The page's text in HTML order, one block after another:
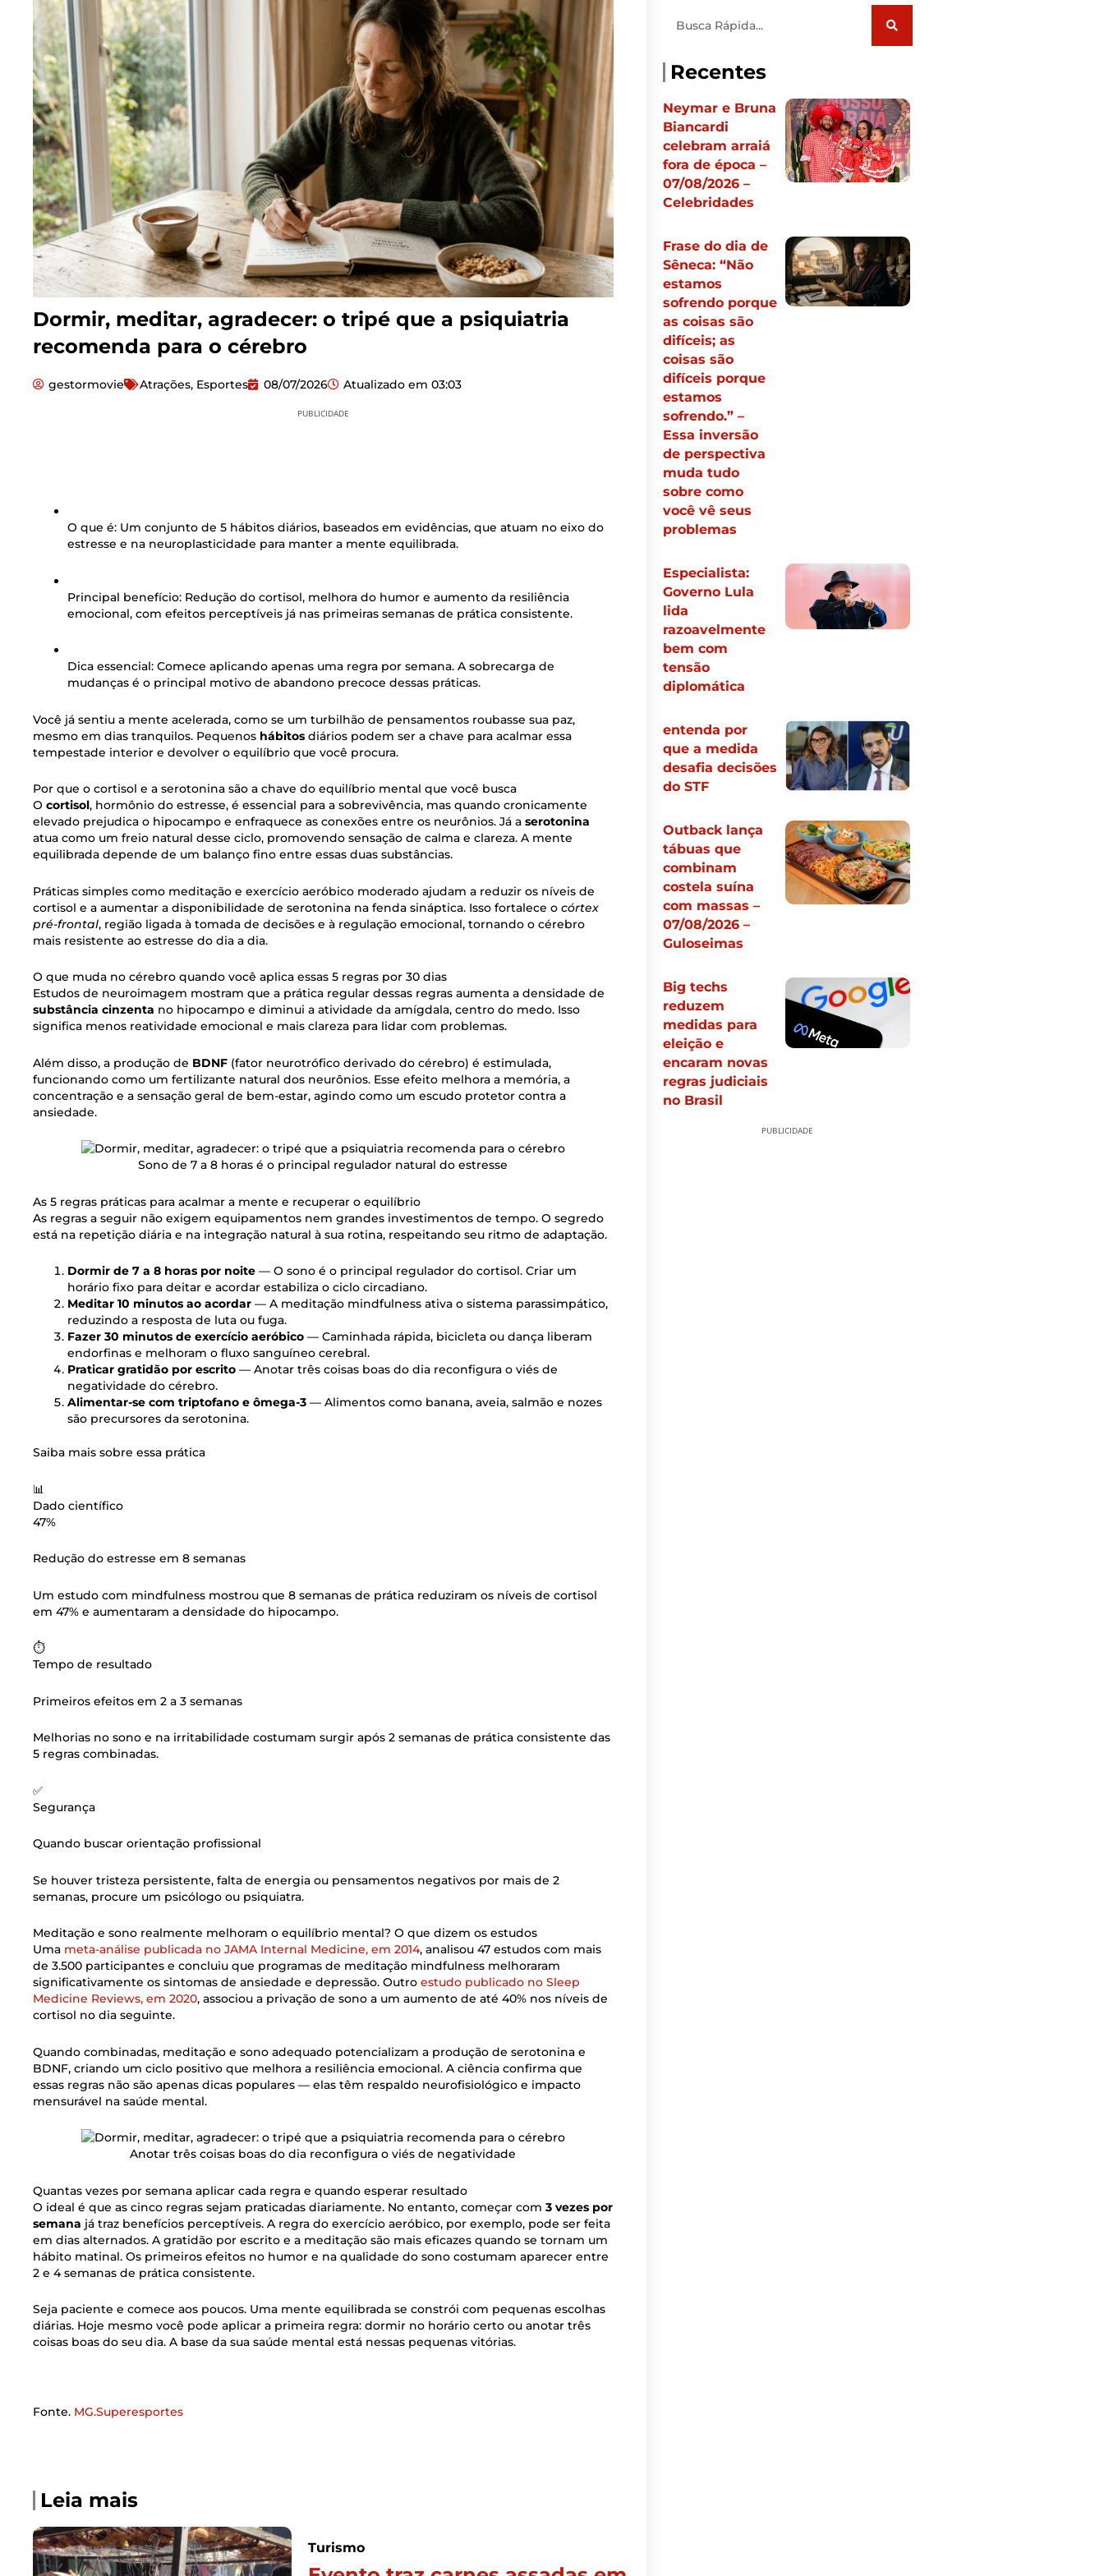
Dormir, meditar, agradecer: o tripé que a psiquiatria
recomenda para o cérebro
gestormovie Atrações, Esportes 08/07/2026 Atualizado em 03:03
PUBLICIDADE
O que é: Um conjunto de 5 hábitos diários, baseados em evidências, que atuam no eixo do
estresse e na neuroplasticidade para manter a mente equilibrada.
Principal benefício: Redução do cortisol, melhora do humor e aumento da resiliência
emocional, com efeitos perceptíveis já nas primeiras semanas de prática consistente.
Dica essencial: Comece aplicando apenas uma regra por semana. A sobrecarga de
mudanças é o principal motivo de abandono precoce dessas práticas.
Você já sentiu a mente acelerada, como se um turbilhão de pensamentos roubasse sua paz,
mesmo em dias tranquilos. Pequenos hábitos diários podem ser a chave para acalmar essa
tempestade interior e devolver o equilíbrio que você procura.
Por que o cortisol e a serotonina são a chave do equilíbrio mental que você busca
O cortisol, hormônio do estresse, é essencial para a sobrevivência, mas quando cronicamente
elevado prejudica o hipocampo e enfraquece as conexões entre os neurônios. Já a serotonina
atua como um freio natural desse ciclo, promovendo sensação de calma e clareza. A mente
equilibrada depende de um balanço fino entre essas duas substâncias.
Práticas simples como meditação e exercício aeróbico moderado ajudam a reduzir os níveis de
cortisol e a aumentar a disponibilidade de serotonina na fenda sináptica. Isso fortalece o córtex
pré-frontal, região ligada à tomada de decisões e à regulação emocional, tornando o cérebro
mais resistente ao estresse do dia a dia.
O que muda no cérebro quando você aplica essas 5 regras por 30 dias
Estudos de neuroimagem mostram que a prática regular dessas regras aumenta a densidade de
substância cinzenta no hipocampo e diminui a atividade da amígdala, centro do medo. Isso
significa menos reatividade emocional e mais clareza para lidar com problemas.
Além disso, a produção de BDNF (fator neurotrófico derivado do cérebro) é estimulada,
funcionando como um fertilizante natural dos neurônios. Esse efeito melhora a memória, a
concentração e a sensação geral de bem-estar, agindo como um escudo protetor contra a
ansiedade.
Sono de 7 a 8 horas é o principal regulador natural do estresse
As 5 regras práticas para acalmar a mente e recuperar o equilíbrio
As regras a seguir não exigem equipamentos nem grandes investimentos de tempo. O segredo
está na repetição diária e na integração natural à sua rotina, respeitando seu ritmo de adaptação.
Dormir de 7 a 8 horas por noite — O sono é o principal regulador do cortisol. Criar um
horário fixo para deitar e acordar estabiliza o ciclo circadiano.
Meditar 10 minutos ao acordar — A meditação mindfulness ativa o sistema parassimpático,
reduzindo a resposta de luta ou fuga.
Fazer 30 minutos de exercício aeróbico — Caminhada rápida, bicicleta ou dança liberam
endorfinas e melhoram o fluxo sanguíneo cerebral.
Praticar gratidão por escrito — Anotar três coisas boas do dia reconfigura o viés de
negatividade do cérebro.
Alimentar-se com triptofano e ômega-3 — Alimentos como banana, aveia, salmão e nozes
são precursores da serotonina.
Saiba mais sobre essa prática
📊
Dado científico
47%
Redução do estresse em 8 semanas
Um estudo com mindfulness mostrou que 8 semanas de prática reduziram os níveis de cortisol
em 47% e aumentaram a densidade do hipocampo.
⏱️
Tempo de resultado
Primeiros efeitos em 2 a 3 semanas
Melhorias no sono e na irritabilidade costumam surgir após 2 semanas de prática consistente das
5 regras combinadas.
✅
Segurança
Quando buscar orientação profissional
Se houver tristeza persistente, falta de energia ou pensamentos negativos por mais de 2
semanas, procure um psicólogo ou psiquiatra.
Meditação e sono realmente melhoram o equilíbrio mental? O que dizem os estudos
Uma meta-análise publicada no JAMA Internal Medicine, em 2014, analisou 47 estudos com mais
de 3.500 participantes e concluiu que programas de meditação mindfulness melhoraram
significativamente os sintomas de ansiedade e depressão. Outro estudo publicado no Sleep
Medicine Reviews, em 2020, associou a privação de sono a um aumento de até 40% nos níveis de
cortisol no dia seguinte.
Quando combinadas, meditação e sono adequado potencializam a produção de serotonina e
BDNF, criando um ciclo positivo que melhora a resiliência emocional. A ciência confirma que
essas regras não são apenas dicas populares — elas têm respaldo neurofisiológico e impacto
mensurável na saúde mental.
Anotar três coisas boas do dia reconfigura o viés de negatividade
Quantas vezes por semana aplicar cada regra e quando esperar resultado
O ideal é que as cinco regras sejam praticadas diariamente. No entanto, começar com 3 vezes por
semana já traz benefícios perceptíveis. A regra do exercício aeróbico, por exemplo, pode ser feita
em dias alternados. A gratidão por escrito e a meditação são mais eficazes quando se tornam um
hábito matinal. Os primeiros efeitos no humor e na qualidade do sono costumam aparecer entre
2 e 4 semanas de prática consistente.
Seja paciente e comece aos poucos. Uma mente equilibrada se constrói com pequenas escolhas
diárias. Hoje mesmo você pode aplicar a primeira regra: dormir no horário certo ou anotar três
coisas boas do seu dia. A base da sua saúde mental está nessas pequenas vitórias.
Fonte. MG.Superesportes
Leia mais
Turismo
Recentes
Neymar e Bruna
Biancardi
celebram arraiá
fora de época –
07/08/2026 –
Celebridades
Frase do dia de
Sêneca: “Não
estamos
sofrendo porque
as coisas são
difíceis; as
coisas são
difíceis porque
estamos
sofrendo.” –
Essa inversão
de perspectiva
muda tudo
sobre como
você vê seus
problemas
Especialista:
Governo Lula
lida
razoavelmente
bem com
tensão
diplomática
entenda por
que a medida
desafia decisões
do STF
Outback lança
tábuas que
combinam
costela suína
com massas –
07/08/2026 –
Guloseimas
Big techs
reduzem
medidas para
eleição e
encaram novas
regras judiciais
no Brasil
PUBLICIDADE